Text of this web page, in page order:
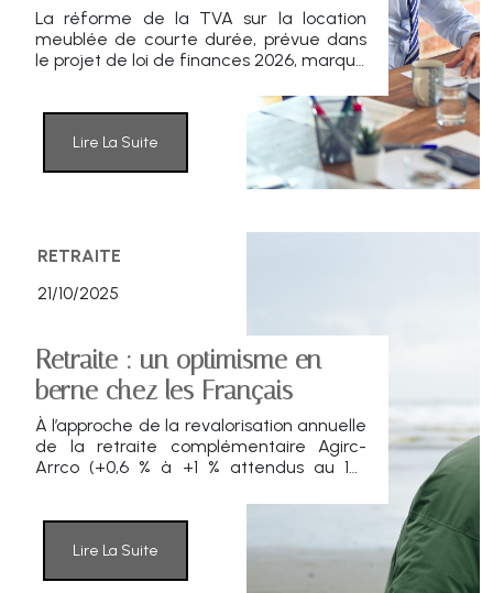
La réforme de la TVA sur la location
meublée de courte durée, prévue dans
le projet de loi de finances 2026, marque
à un avantage concurrentiel qui dopait
la rentabilité des locations touristiques.
Pour les investisseurs, l’heure est venue
d’arbitrer entre rendement et stabilité.
Lire La Suite
RETRAITE
21/10/2025
Retraite : un optimisme en
berne chez les Français
À l’approche de la revalorisation annuelle
de la retraite complémentaire Agirc-
Arrco (+0,6 % à +1 % attendus au 1er
largement inquiets pour leur avenir.
Selon l’étude ASAC-FAPES / IFOP, un actif
sur deux se projette négativement dans
Lire La Suite